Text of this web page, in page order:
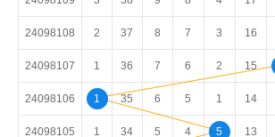
24098108 2 37 8 7 3 16
24098107 1 36 7 6 2 15
24098106 1 35 6 5 1 14
24098105 1 34 5 4 5 13